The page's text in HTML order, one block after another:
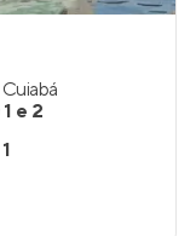
Cuiabá
1 e 2
1